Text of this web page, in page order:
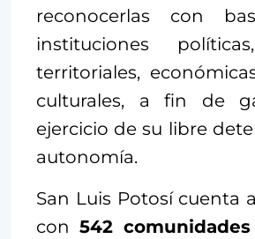
reconocerlas con
instituciones
territoriales,
culturales, a fin de
ejercicio de su libre
autonomía.
San Luis Potosí cuenta
con 542 comunidades